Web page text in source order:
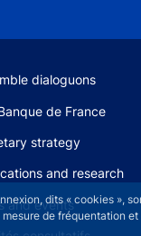
dits « cookies »,
de fréquentation
dialoguons
de France
strategy
and research
and events